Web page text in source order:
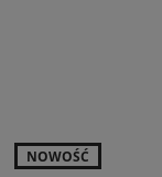
NOWOŚĆ